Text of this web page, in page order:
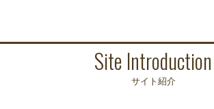
Site Introduction
サイト紹介